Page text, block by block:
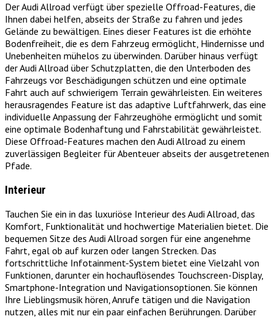
Der Audi Allroad verfügt über spezielle Offroad-Features, die
Ihnen dabei helfen, abseits der Straße zu fahren und jedes
Gelände zu bewältigen. Eines dieser Features ist die erhöhte
Bodenfreiheit, die es dem Fahrzeug ermöglicht, Hindernisse und
Unebenheiten mühelos zu überwinden. Darüber hinaus verfügt
der Audi Allroad über Schutzplatten, die den Unterboden des
Fahrzeugs vor Beschädigungen schützen und eine optimale
Fahrt auch auf schwierigem Terrain gewährleisten. Ein weiteres
herausragendes Feature ist das adaptive Luftfahrwerk, das eine
individuelle Anpassung der Fahrzeughöhe ermöglicht und somit
eine optimale Bodenhaftung und Fahrstabilität gewährleistet.
Diese Offroad-Features machen den Audi Allroad zu einem
zuverlässigen Begleiter für Abenteuer abseits der ausgetretenen
Pfade.
Interieur
Tauchen Sie ein in das luxuriöse Interieur des Audi Allroad, das
Komfort, Funktionalität und hochwertige Materialien bietet. Die
bequemen Sitze des Audi Allroad sorgen für eine angenehme
Fahrt, egal ob auf kurzen oder langen Strecken. Das
fortschrittliche Infotainment-System bietet eine Vielzahl von
Funktionen, darunter ein hochauflösendes Touchscreen-Display,
Smartphone-Integration und Navigationsoptionen. Sie können
Ihre Lieblingsmusik hören, Anrufe tätigen und die Navigation
nutzen, alles mit nur ein paar einfachen Berührungen. Darüber